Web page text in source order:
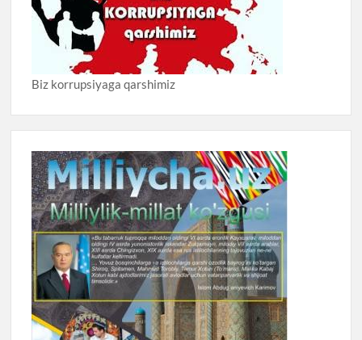
Biz korrupsiyaga qarshimiz